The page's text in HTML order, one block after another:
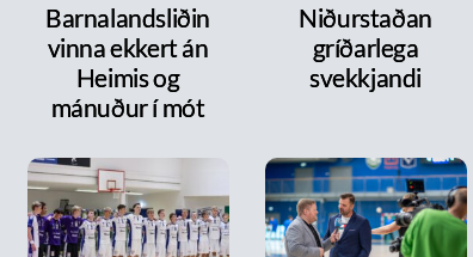
Barnalandsliðin
vinna ekkert án
Heimis og
mánuður í mót
Niðurstaðan
gríðarlega
svekkjandi